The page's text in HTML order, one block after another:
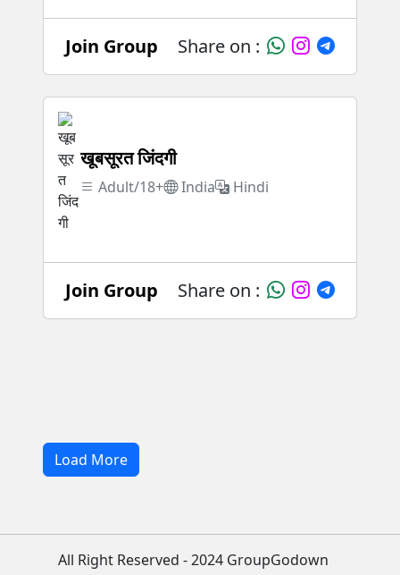
Join Group Share on :
खूबसूरत जिंदगी
Adult/18+ India Hindi
Join Group Share on :
Load More
All Right Reserved - 2024 GroupGodown